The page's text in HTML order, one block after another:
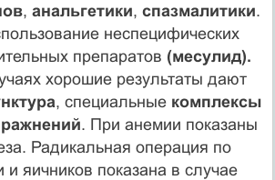
, анальгетики, спазмалитики.
неспецифических
препаратов (месулид).
хорошие результаты дают
, специальные комплексы
. При анемии показаны
Радикальная операция по
яичников показана в случае